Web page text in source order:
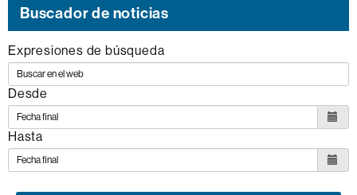
de
los
siguientes
ODS
Buscador de noticias
Expresiones de búsqueda
Desde
Hasta